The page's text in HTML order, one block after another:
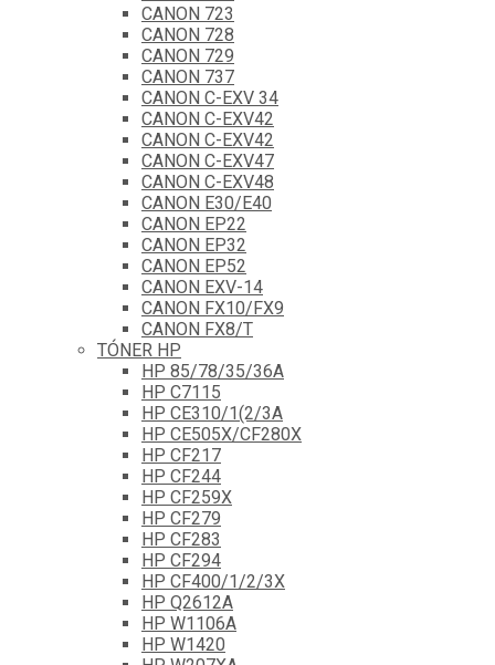
CANON 723
CANON 728
CANON 729
CANON 737
CANON C-EXV 34
CANON C-EXV42
CANON C-EXV42
CANON C-EXV47
CANON C-EXV48
CANON E30/E40
CANON EP22
CANON EP32
CANON EP52
CANON EXV-14
CANON FX10/FX9
CANON FX8/T
TÓNER HP
HP 85/78/35/36A
HP C7115
HP CE310/1(2/3A
HP CE505X/CF280X
HP CF217
HP CF244
HP CF259X
HP CF279
HP CF283
HP CF294
HP CF400/1/2/3X
HP Q2612A
HP W1106A
HP W1420